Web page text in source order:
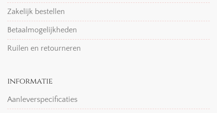
Zakelijk bestellen
Betaalmogelijkheden
Ruilen en retourneren
informatie
Aanleverspecificaties